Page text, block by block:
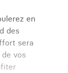
en
des
sera
vos